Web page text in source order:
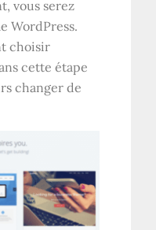
vous serez
WordPress.
choisir
cette étape
changer de